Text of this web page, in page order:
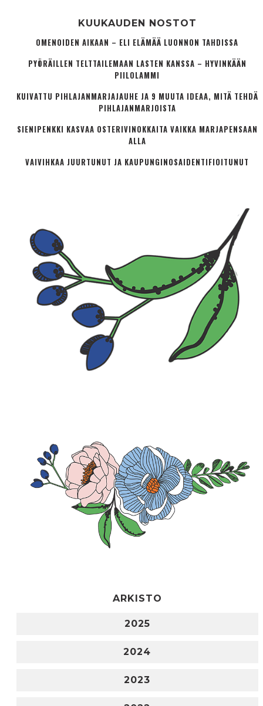
KUUKAUDEN NOSTOT
OMENOIDEN AIKAAN – ELI ELÄMÄÄ LUONNON TAHDISSA
PYÖRÄILLEN TELTTAILEMAAN LASTEN KANSSA – HYVINKÄÄN
PIILOLAMMI
KUIVATTU PIHLAJANMARJAJAUHE JA 9 MUUTA IDEAA, MITÄ TEHDÄ
PIHLAJANMARJOISTA
SIENIPENKKI KASVAA OSTERIVINOKKAITA VAIKKA MARJAPENSAAN
ALLA
VAIVIHKAA JUURTUNUT JA KAUPUNGINOSA­IDENTIFIOITUNUT
ARKISTO
2025
2024
2023